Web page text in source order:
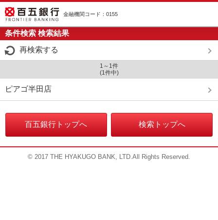
金融機関コード：0155
条件検索 検索結果
再検索する
1～1件
(1件中)
ピアゴ半田店
百五銀行トップへ 検索トップへ
© 2017 THE HYAKUGO BANK, LTD.All Rights Reserved.